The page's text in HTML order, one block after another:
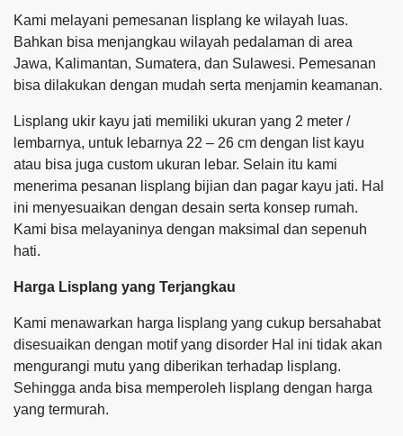
Kami melayani pemesanan lisplang ke wilayah luas.
Bahkan bisa menjangkau wilayah pedalaman di area
Jawa, Kalimantan, Sumatera, dan Sulawesi. Pemesanan
bisa dilakukan dengan mudah serta menjamin keamanan.
Lisplang ukir kayu jati memiliki ukuran yang 2 meter /
lembarnya, untuk lebarnya 22 – 26 cm dengan list kayu
atau bisa juga custom ukuran lebar. Selain itu kami
menerima pesanan lisplang bijian dan pagar kayu jati. Hal
ini menyesuaikan dengan desain serta konsep rumah.
Kami bisa melayaninya dengan maksimal dan sepenuh
hati.
Harga Lisplang yang Terjangkau
Kami menawarkan harga lisplang yang cukup bersahabat
disesuaikan dengan motif yang disorder Hal ini tidak akan
mengurangi mutu yang diberikan terhadap lisplang.
Sehingga anda bisa memperoleh lisplang dengan harga
yang termurah.